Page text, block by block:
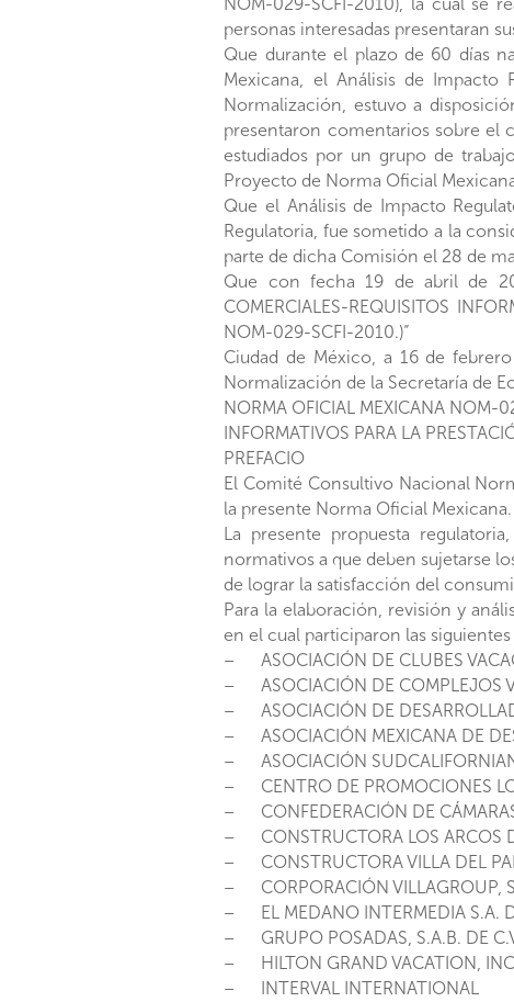
personas interesadas presentaran
Que durante el plazo de 60 días
Mexicana, el Análisis de
Normalización, estuvo a
presentaron comentarios sobre el
estudiados por un grupo de
Proyecto de Norma Oficial
Que el Análisis de Impacto
Regulatoria, fue sometido a la
parte de dicha Comisión el 28 de
Que con fecha 19 de abril de
COMERCIALES-REQUISITOS
NOM-029-SCFI-2010.)”
Ciudad de México, a 16 de
Normalización de la Secretaría de
NORMA OFICIAL MEXICANA NOM-
INFORMATIVOS PARA LA
PREFACIO
El Comité Consultivo Nacional
la presente Norma Oficial Mexicana.
La presente propuesta
normativos a que deben sujetarse
de lograr la satisfacción del
Para la elaboración, revisión y
en el cual participaron las
– ASOCIACIÓN DE CLUBES
– ASOCIACIÓN DE COMPLEJOS
– ASOCIACIÓN DE
– ASOCIACIÓN MEXICANA DE
– ASOCIACIÓN
– CENTRO DE PROMOCIONES
– CONFEDERACIÓN DE CÁMARAS
– CONSTRUCTORA LOS ARCOS
– CONSTRUCTORA VILLA DEL
– CORPORACIÓN VILLAGROUP,
– EL MEDANO INTERMEDIA S.A.
– GRUPO POSADAS, S.A.B. DE
– HILTON GRAND VACATION,
– INTERVAL INTERNATIONAL